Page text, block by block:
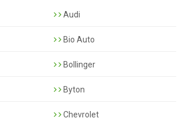
Audi
Bio Auto
Bollinger
Byton
Chevrolet